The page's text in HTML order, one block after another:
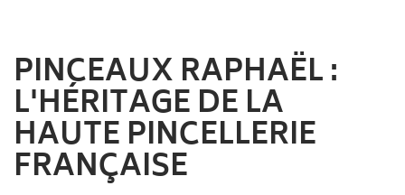
PINCEAUX RAPHAËL :
L'HÉRITAGE DE LA
HAUTE PINCELLERIE
FRANÇAISE